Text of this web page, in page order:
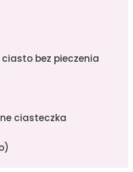
bez pieczenia
ciasteczka